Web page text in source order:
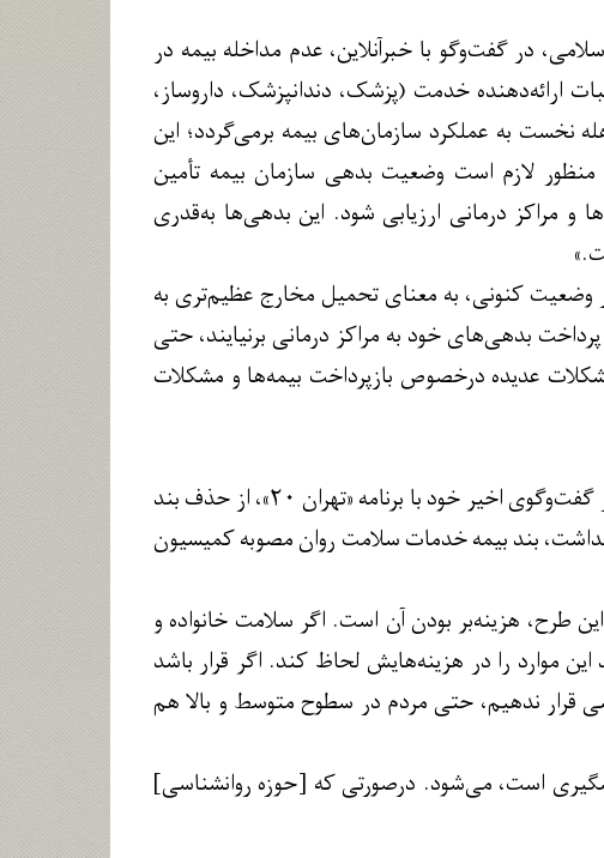
در گفت‌وگو با خبرآنلاین، عدم مداخله بیمه در
ارائه‌دهنده خدمت (پزشک، دندانپزشک، داروساز،
نخست به عملکرد سازمان‌های بیمه برمی‌گردد؛ این
منظور لازم است وضعیت بدهی سازمان بیمه تأمین
مراکز درمانی ارزیابی شود. این بدهی‌ها به‌قدری
کنونی، به معنای تحمیل مخارج عظیم‌تری به
بدهی‌های خود به مراکز درمانی برنیایند، حتی
عدیده درخصوص بازپرداخت بیمه‌ها و مشکلات
فاطمه محمدبیگی، عضو کمیسیون بهداشت و درمان مجلس شورای اسلامی، در گفت‌وگوی اخیر خود با برنامه «تهران ۲۰»، از حذف بند
بند بیمه خدمات سلامت روان مصوبه کمیسیون
طرح، هزینه‌بر بودن آن است. اگر سلامت خانواده و
موارد را در هزینه‌هایش لحاظ کند. اگر قرار باشد
قرار ندهیم، حتی مردم در سطوح متوسط و بالا هم
است، می‌شود. درصورتی که [حوزه روانشناسی]